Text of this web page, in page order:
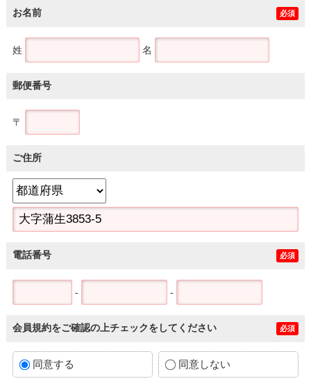
お名前 必須
姓 名
郵便番号
〒
ご住所
電話番号 必須
- -
会員規約をご確認の上チェックをしてください 必須
同意する 同意しない